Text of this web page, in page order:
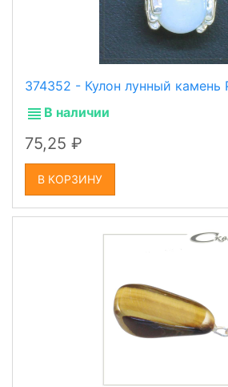
374352 - Кулон лунный
В наличии
75,25
В КОРЗИНУ